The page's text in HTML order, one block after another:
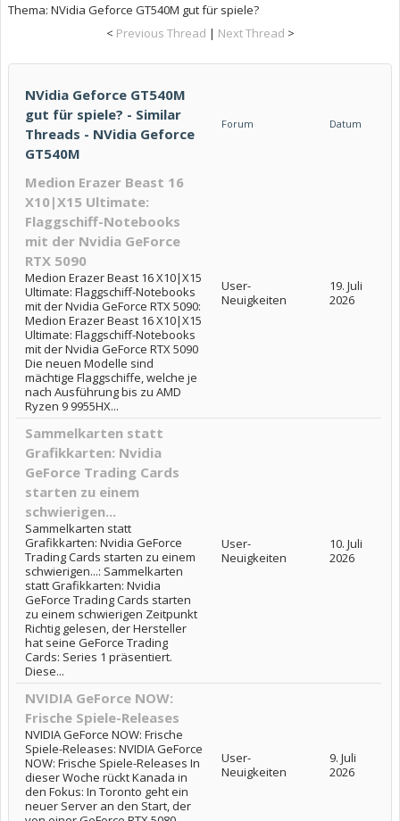
Thema: NVidia Geforce GT540M gut für spiele?
< Previous Thread | Next Thread >
NVidia Geforce GT540M
gut für spiele? - Similar
Threads - NVidia Geforce
GT540M
Forum Datum
Medion Erazer Beast 16
X10|X15 Ultimate:
Flaggschiff-Notebooks
mit der Nvidia GeForce
RTX 5090
Medion Erazer Beast 16 X10|X15
Ultimate: Flaggschiff-Notebooks
mit der Nvidia GeForce RTX 5090:
Medion Erazer Beast 16 X10|X15
Ultimate: Flaggschiff-Notebooks
mit der Nvidia GeForce RTX 5090
Die neuen Modelle sind
mächtige Flaggschiffe, welche je
nach Ausführung bis zu AMD
Ryzen 9 9955HX...
User-
Neuigkeiten
19. Juli
2026
Sammelkarten statt
Grafikkarten: Nvidia
GeForce Trading Cards
starten zu einem
schwierigen...
Sammelkarten statt
Grafikkarten: Nvidia GeForce
Trading Cards starten zu einem
schwierigen...: Sammelkarten
statt Grafikkarten: Nvidia
GeForce Trading Cards starten
zu einem schwierigen Zeitpunkt
Richtig gelesen, der Hersteller
hat seine GeForce Trading
Cards: Series 1 präsentiert.
Diese...
User-
Neuigkeiten
10. Juli
2026
NVIDIA GeForce NOW:
Frische Spiele-Releases
NVIDIA GeForce NOW: Frische
Spiele-Releases: NVIDIA GeForce
NOW: Frische Spiele-Releases In
dieser Woche rückt Kanada in
den Fokus: In Toronto geht ein
neuer Server an den Start, der
User-
Neuigkeiten
9. Juli
2026